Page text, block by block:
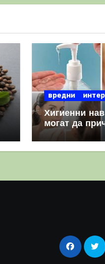
вредни
Хигиенни
могат да
повече
полза